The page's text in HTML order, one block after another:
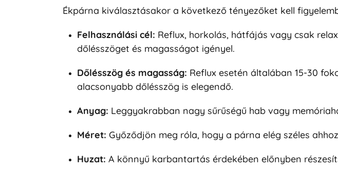
Ékpárna kiválasztásakor a következő tényezőket kell
Felhasználási cél: Reflux, horkolás, hátfájás vagy csak
dőlésszöget és magasságot igényel.
Dőlésszög és magasság: Reflux esetén általában 15-30
alacsonyabb dőlésszög is elegendő.
Anyag: Leggyakrabban nagy sűrűségű hab vagy
Méret: Győződjön meg róla, hogy a párna elég széles
Huzat: A könnyű karbantartás érdekében előnyben